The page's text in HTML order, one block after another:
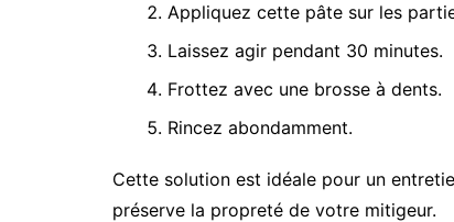
Appliquez cette pâte sur les
Laissez agir pendant 30 minutes.
Frottez avec une brosse à dents.
Rincez abondamment.
Cette solution est idéale pour un
préserve la propreté de votre mitigeur.